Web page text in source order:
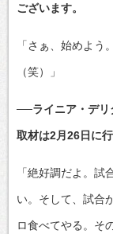
ございます。
「さぁ、始めよ
（笑）」
──ライニア・デリ
取材は2月26日に
「絶好調だよ。
い。そして、試合
ロ食べてやる。そ